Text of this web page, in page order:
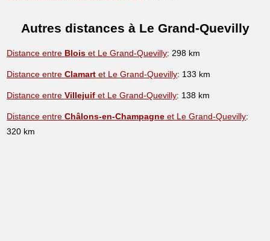
Autres distances à Le Grand-Quevilly
Distance entre Blois et Le Grand-Quevilly: 298 km
Distance entreClamart et Le Grand-Quevilly: 133 km
Distance entreVillejuif et Le Grand-Quevilly: 138 km
Distance entreChâlons-en-Champagne et Le Grand-Quevilly:
320 km